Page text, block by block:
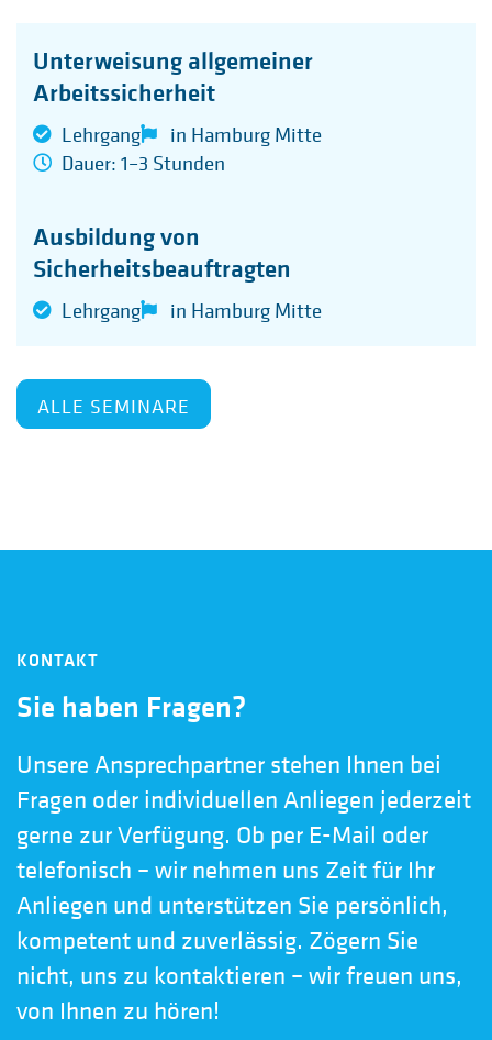
Unterweisung allgemeiner
Arbeitssicherheit
Lehrgang
in Hamburg Mitte
Dauer: 1–3 Stunden
Ausbildung von
Sicherheitsbeauftragten
Lehrgang in Hamburg Mitte
ALLE SEMINARE
KONTAKT
Sie haben Fragen?
Unsere Ansprechpartner stehen Ihnen bei
Fragen oder individuellen Anliegen jederzeit
gerne zur Verfügung. Ob per E-Mail oder
telefonisch – wir nehmen uns Zeit für Ihr
Anliegen und unterstützen Sie persönlich,
kompetent und zuverlässig. Zögern Sie
nicht, uns zu kontaktieren – wir freuen uns,
von Ihnen zu hören!